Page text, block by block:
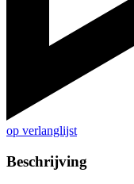
op verlanglijst
Beschrijving